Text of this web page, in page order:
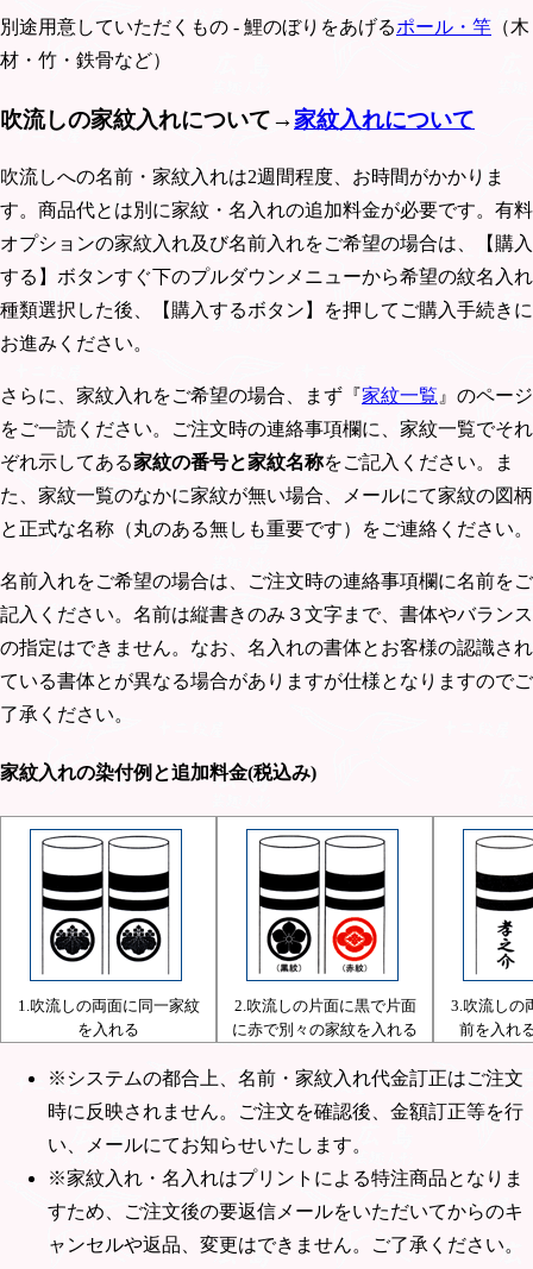
別途用意していただくもの - 鯉のぼりをあげるポール・竿 （木
材・竹・鉄骨など）
吹流しの家紋入れについて→家紋入れについて
吹流しへの名前・家紋入れは2週間程度、お時間がかかりま
す。商品代とは別に家紋・名入れの追加料金が必要です。有料
オプションの家紋入れ及び名前入れをご希望の場合は、【購入
する】ボタンすぐ下のプルダウンメニューから希望の紋名入れ
種類選択した後、【購入するボタン】を押してご購入手続きに
お進みください。
さらに、家紋入れをご希望の場合、まず『家紋一覧 』のページ
をご一読ください。ご注文時の連絡事項欄に、家紋一覧でそれ
ぞれ示してある家紋の番号と家紋名称をご記入ください。ま
た、家紋一覧のなかに家紋が無い場合、メールにて家紋の図柄
と正式な名称（丸のある無しも重要です）をご連絡ください。
名前入れをご希望の場合は、ご注文時の連絡事項欄に名前をご
記入ください。名前は縦書きのみ３文字まで、書体やバランス
の指定はできません。なお、名入れの書体とお客様の認識され
ている書体とが異なる場合がありますが仕様となりますのでご
了承ください。
家紋入れの染付例と追加料金(税込み)
1.吹流しの両面に同一家紋
を入れる
2.吹流しの片面に黒で片面
に赤で別々の家紋を入れる
3.吹流しの
前を入れ
※システムの都合上、名前・家紋入れ代金訂正はご注文
時に反映されません。ご注文を確認後、金額訂正等を行
い、メールにてお知らせいたします。
※家紋入れ・名入れはプリントによる特注商品となりま
すため、ご注文後の要返信メールをいただいてからのキ
ャンセルや返品、変更はできません。ご了承ください。